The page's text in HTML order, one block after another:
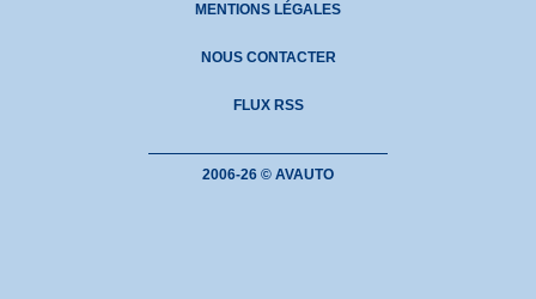
MENTIONS LÉGALES
NOUS CONTACTER
FLUX RSS
2006-26 © AVAUTO